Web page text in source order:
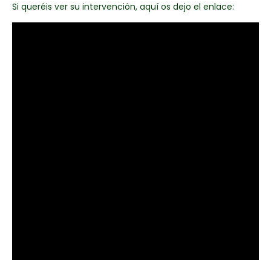
Si queréis ver su intervención, aquí os dejo el enlace: